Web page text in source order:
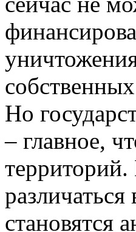
Но
– главное,
становятся